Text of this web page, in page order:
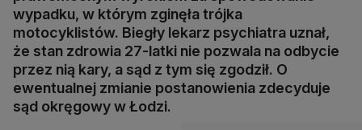
wypadku, w którym zginęła trójka
motocyklistów. Biegły lekarz psychiatra uznał,
że stan zdrowia 27-latki nie pozwala na odbycie
przez nią kary, a sąd z tym się zgodził. O
ewentualnej zmianie postanowienia zdecyduje
sąd okręgowy w Łodzi.